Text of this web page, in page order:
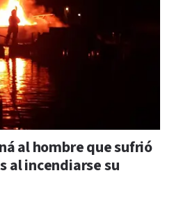
al hombre que sufrió
al incendiarse su